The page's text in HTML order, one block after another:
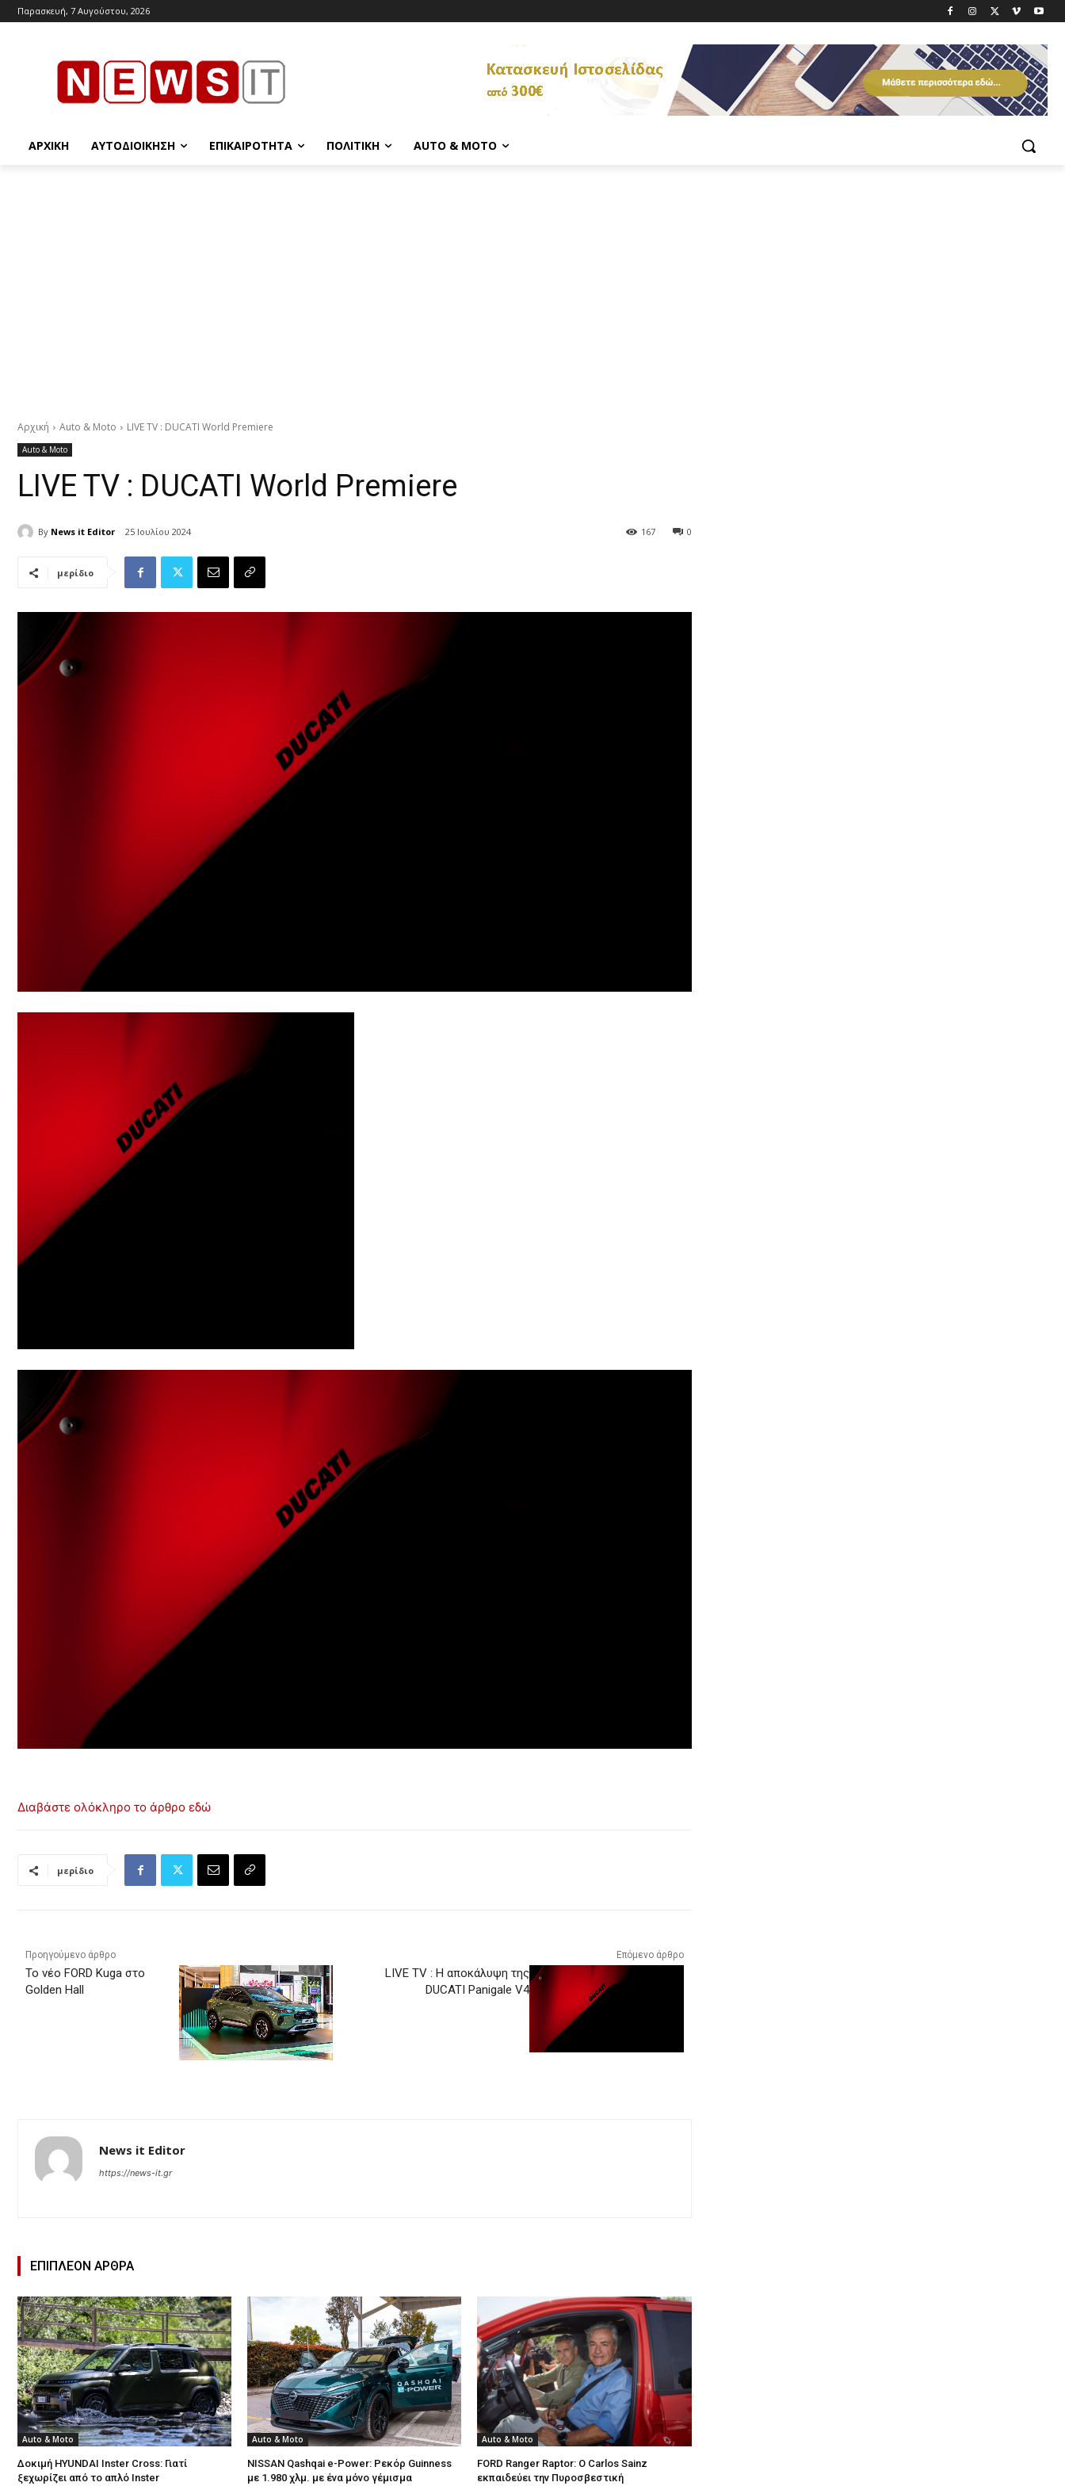
Παρασκευή, 7 Αυγούστου, 2026
ΑΡΧΙΚΉ ΑΥΤΟΔΙΟΊΚΗΣΗ ΕΠΙΚΑΙΡΌΤΗΤΑ ΠΟΛΙΤΙΚΉ AUTO & MOTO
Αρχική Auto & Moto LIVE TV : DUCATI World Premiere
Auto & Moto
LIVE TV : DUCATI World Premiere
By News it Editor 25 Ιουλίου 2024 0
167
μερίδιο
Διαβάστε ολόκληρο το άρθρο εδώ
μερίδιο
Προηγούμενο άρθρο
To νέο FORD Kuga στο
Golden Hall
Επόμενο άρθρο
LIVE TV : Η αποκάλυψη της
DUCATI Panigale V4
News it Editor
https://news-it.gr
ΕΠΙΠΛΕΟΝ ΑΡΘΡΑ
Auto & Moto
Δοκιμή HYUNDAI Inster Cross: Γιατί
ξεχωρίζει από το απλό Inster
Auto & Moto
NISSAN Qashqai e-Power: Ρεκόρ Guinness
με 1.980 χλμ. με ένα μόνο γέμισμα
Auto & Moto
FORD Ranger Raptor: Ο Carlos Sainz
εκπαιδεύει την Πυροσβεστική